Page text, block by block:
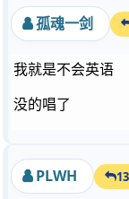
孤魂一剑
我就是不会英语
没的唱了
PLWH